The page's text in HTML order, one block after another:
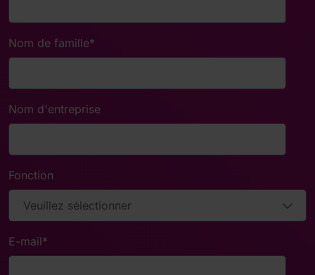
Nom de famille*
Nom d'entreprise
Fonction
E-mail*